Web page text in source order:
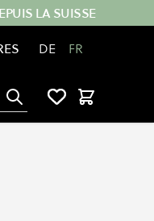
LA SUISSE
DE FR
Chercher Panier